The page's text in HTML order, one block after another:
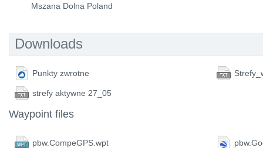
Mszana Dolna Poland
Downloads
Punkty zwrotne
strefy aktywne 27_05
Waypoint files
pbw.CompeGPS.wpt